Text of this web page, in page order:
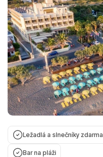
Ležadlá a slnečníky zdarma
Bar na pláži